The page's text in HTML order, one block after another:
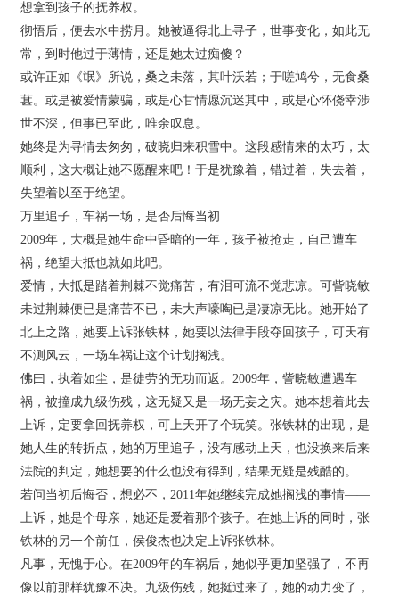
想拿到孩子的抚养权。
彻悟后，便去水中捞月。她被逼得北上寻子，世事变化，如此无
常，到时他过于薄情，还是她太过痴傻？
或许正如《氓》所说，桑之未落，其叶沃若；于嗟鸠兮，无食桑
葚。或是被爱情蒙骗，或是心甘情愿沉迷其中，或是心怀侥幸涉
世不深，但事已至此，唯余叹息。
她终是为寻情去匆匆，破晓归来积雪中。这段感情来的太巧，太
顺利，这大概让她不愿醒来吧！于是犹豫着，错过着，失去着，
失望着以至于绝望。
万里追子，车祸一场，是否后悔当初
2009年，大概是她生命中昏暗的一年，孩子被抢走，自己遭车
祸，绝望大抵也就如此吧。
爱情，大抵是踏着荆棘不觉痛苦，有泪可流不觉悲凉。可訾晓敏
未过荆棘便已是痛苦不已，未大声嚎啕已是凄凉无比。她开始了
北上之路，她要上诉张铁林，她要以法律手段夺回孩子，可天有
不测风云，一场车祸让这个计划搁浅。
佛曰，执着如尘，是徒劳的无功而返。2009年，訾晓敏遭遇车
祸，被撞成九级伤残，这无疑又是一场无妄之灾。她本想着此去
上诉，定要拿回抚养权，可上天开了个玩笑。张铁林的出现，是
她人生的转折点，她的万里追子，没有感动上天，也没换来后来
法院的判定，她想要的什么也没有得到，结果无疑是残酷的。
若问当初后悔否，想必不，2011年她继续完成她搁浅的事情——
上诉，她是个母亲，她还是爱着那个孩子。在她上诉的同时，张
铁林的另一个前任，侯俊杰也决定上诉张铁林。
凡事，无愧于心。在2009年的车祸后，她似乎更加坚强了，不再
像以前那样犹豫不决。九级伤残，她挺过来了，她的动力变了，